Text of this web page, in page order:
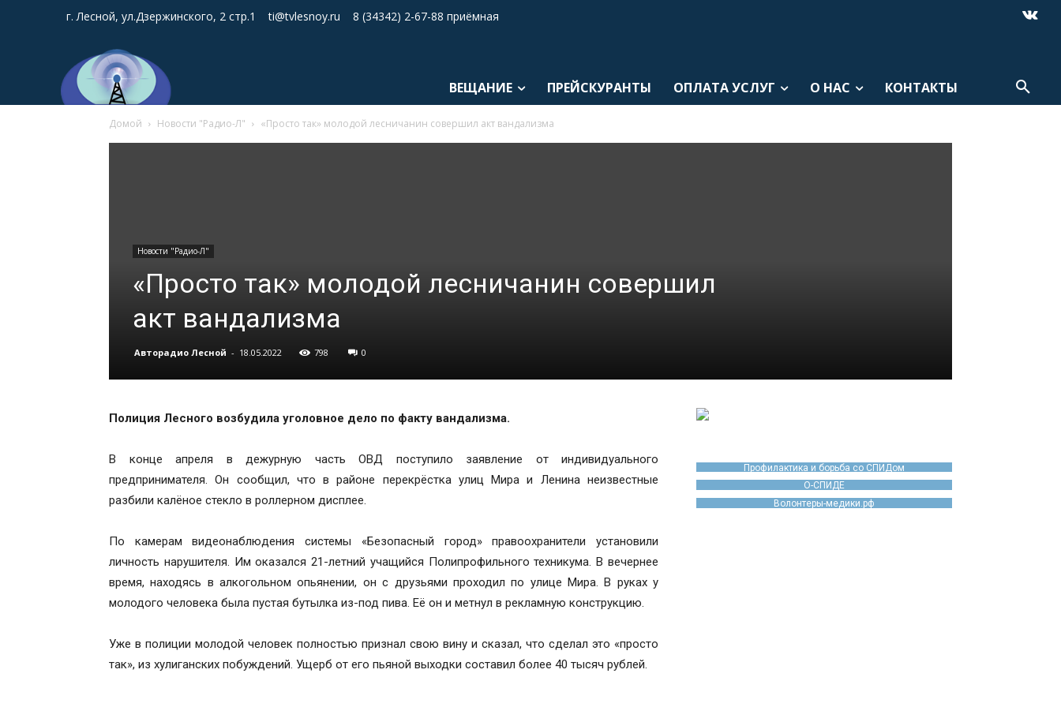
г. Лесной, ул.Дзержинского, 2 стр.1 ti@tvlesnoy.ru 8 (34342) 2-67-88 приёмная
ВЕЩАНИЕ ПРЕЙСКУРАНТЫ ОПЛАТА УСЛУГ О НАС КОНТАКТЫ
Домой Новости "Радио-Л" «Просто так» молодой лесничанин совершил акт вандализма
Новости "Радио-Л"
«Просто так» молодой лесничанин совершил
акт вандализма
Авторадио Лесной - 18.05.2022 798 0
Полиция Лесного возбудила уголовное дело по факту вандализма.
В конце апреля в дежурную часть ОВД поступило заявление от индивидуального
предпринимателя. Он сообщил, что в районе перекрёстка улиц Мира и Ленина неизвестные
разбили калёное стекло в роллерном дисплее.
По камерам видеонаблюдения системы «Безопасный город» правоохранители установили
личность нарушителя. Им оказался 21-летний учащийся Полипрофильного техникума. В вечернее
время, находясь в алкогольном опьянении, он с друзьями проходил по улице Мира. В руках у
молодого человека была пустая бутылка из-под пива. Её он и метнул в рекламную конструкцию.
Уже в полиции молодой человек полностью признал свою вину и сказал, что сделал это «просто
так», из хулиганских побуждений. Ущерб от его пьяной выходки составил более 40 тысяч рублей.
Профилактика и борьба со СПИДом
О-СПИДЕ
Волонтеры-медики.рф